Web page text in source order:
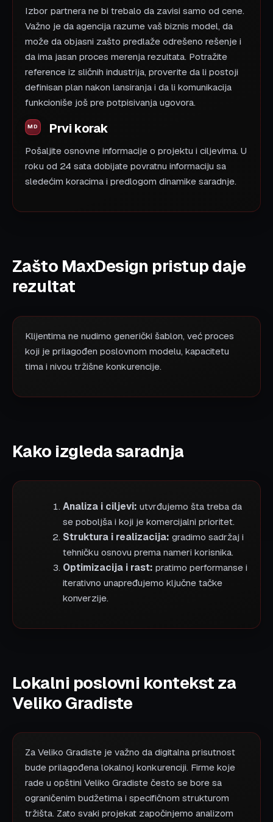
Izbor partnera ne bi trebalo da zavisi samo od cene.
Važno je da agencija razume vaš biznis model, da
može da objasni zašto predlaže odrešeno rešenje i
da ima jasan proces merenja rezultata. Potražite
reference iz sličnih industrija, proverite da li postoji
definisan plan nakon lansiranja i da li komunikacija
funkcioniše još pre potpisivanja ugovora.
Prvi korak
Pošaljite osnovne informacije o projektu i ciljevima. U
roku od 24 sata dobijate povratnu informaciju sa
sledećim koracima i predlogom dinamike saradnje.
Zašto MaxDesign pristup daje
rezultat
Klijentima ne nudimo generički šablon, već proces
koji je prilagođen poslovnom modelu, kapacitetu
tima i nivou tržišne konkurencije.
Kako izgleda saradnja
Analiza i ciljevi: utvrđujemo šta treba da
se poboljša i koji je komercijalni prioritet.
Struktura i realizacija: gradimo sadržaj i
tehničku osnovu prema nameri korisnika.
Optimizacija i rast: pratimo performanse i
iterativno unapređujemo ključne tačke
konverzije.
Lokalni poslovni kontekst za
Veliko Gradiste
Za Veliko Gradiste je važno da digitalna prisutnost
bude prilagođena lokalnoj konkurenciji. Firme koje
rade u opštini Veliko Gradiste često se bore sa
ograničenim budžetima i specifičnom strukturom
tržišta. Zato svaki projekat započinjemo analizom